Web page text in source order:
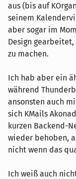
aus (bis auf
seinem
aber sogar im
Design
zu machen.
Ich hab aber ein
während
ansonsten auch
sich KMails
kurzen Backend-
wieder behoben,
nicht wenn das
Ich weiß auch